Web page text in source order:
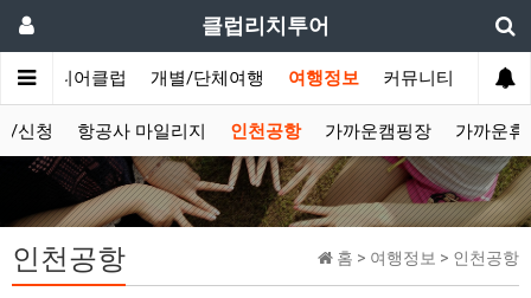
클럽리치투어
시니어클럽 개별/단체여행 여행정보 커뮤니티
/신청 항공사 마일리지 인천공항 가까운캠핑장 가까운휴
홈 > 여행정보 > 인천공항
인천공항